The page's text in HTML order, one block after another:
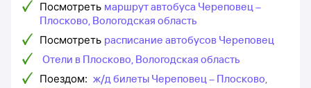
Посмотреть маршрут автобуса Череповец –
Плосково, Вологодская область
Посмотреть расписание автобусов Череповец
Отели в Плосково, Вологодская область
Поездом: ж/д билеты Череповец – Плосково,